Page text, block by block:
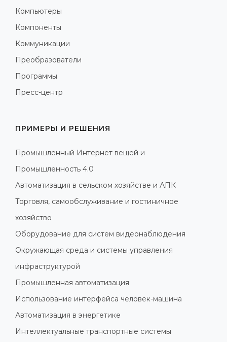
Компьютеры
Компоненты
Коммуникации
Преобразователи
Программы
Пресс-центр
ПРИМЕРЫ И РЕШЕНИЯ
Промышленный Интернет вещей и
Промышленность 4.0
Автоматизация в сельском хозяйстве и АПК
Торговля, самообслуживание и гостиничное
хозяйство
Оборудование для систем видеонаблюдения
Окружающая среда и системы управления
инфраструктурой
Промышленная автоматизация
Использование интерфейса человек-машина
Автоматизация в энергетике
Интеллектуальные транспортные системы